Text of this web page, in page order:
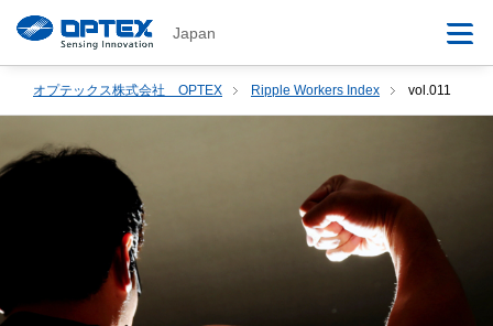
Japan
オプテックス株式会社 OPTEX Ripple Workers Index vol.011